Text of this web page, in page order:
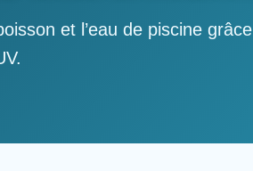
et l’eau de piscine grâce